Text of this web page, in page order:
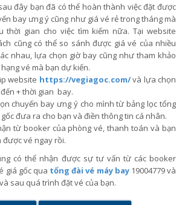
đây bạn đã có thể hoàn thành việc đặt được
bay ưng ý cũng như giá vé rẻ trong tháng mà
thời gian cho việc tìm kiếm nữa. Tại website
cũng có thể so sánh được giá vé của nhiều
nhau, lựa chọn giờ bay cũng như tham khảo
vé mà bạn dự kiến.
website https://vegiagoc.com/và lựa chọn
+ thời gian bay.
chuyến bay ưng ý cho mình từ bảng lọc tổng
đưa ra cho bạn và điền thông tin cá nhân.
từ booker của phòng vé, thanh toán và bạn
được vé ngay rồi.
có thể nhận được sự tư vấn từ các booker
giá gốc qua tổng đài vé máy bay19004779 và
sau quá trình đặt vé của bạn.